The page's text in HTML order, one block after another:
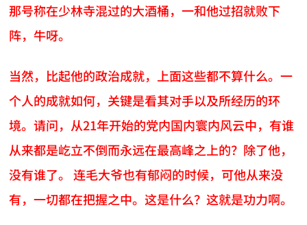
那号称在少林寺混过的大酒桶，一和他过招就败下
阵，牛呀。
当然，比起他的政治成就，上面这些都不算什么。一
个人的成就如何，关键是看其对手以及所经历的环
境。请问，从21年开始的党内国内寰内风云中，有谁
从来都是屹立不倒而永远在最高峰之上的？除了他，
没有谁了。 连毛大爷也有郁闷的时候，可他从来没
有，一切都在把握之中。这是什么？这就是功力啊。